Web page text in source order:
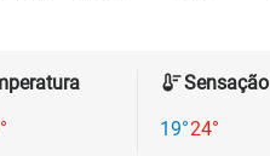
19°24°